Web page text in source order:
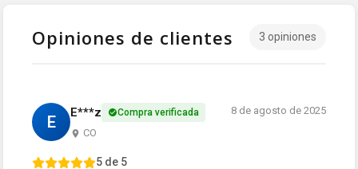
Opiniones de clientes 3 opiniones
E E***z Compra verificada
CO
8 de agosto de 2025
5 de 5